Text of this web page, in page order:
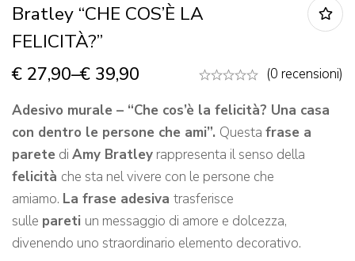
Bratley “CHE COS’È LA
FELICITÀ?”
€ 27,90–€ 39,90
(0 recensioni)
Adesivo murale – “Che cos’è la felicità? Una casa
con dentro le persone che ami”. Questa frase a
parete di Amy Bratley rappresenta il senso della
felicità che sta nel vivere con le persone che
amiamo. La frase adesiva trasferisce
sulle pareti un messaggio di amore e dolcezza,
divenendo uno straordinario elemento decorativo.